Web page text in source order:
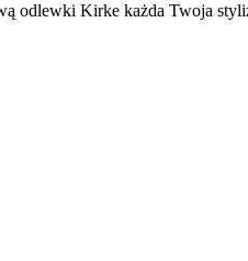
odlewki Kirke każda Twoja